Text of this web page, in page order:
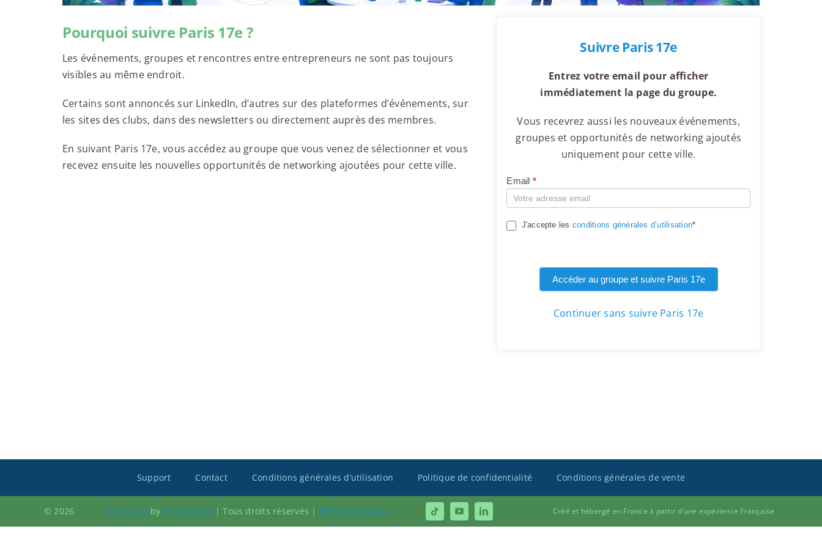
Pourquoi suivre Paris 17e ?
Les événements, groupes et rencontres entre entrepreneurs ne sont pas toujours
visibles au même endroit.
Certains sont annoncés sur LinkedIn, d’autres sur des plateformes d’événements, sur
les sites des clubs, dans des newsletters ou directement auprès des membres.
En suivant Paris 17e, vous accédez au groupe que vous venez de sélectionner et vous
recevez ensuite les nouvelles opportunités de networking ajoutées pour cette ville.
Suivre Paris 17e
Entrez votre email pour afficher
immédiatement la page du groupe.
Vous recevrez aussi les nouveaux événements,
groupes et opportunités de networking ajoutés
uniquement pour cette ville.
Compte
Email *
J'accepte les conditions générales d’utilisation*
Accéder au groupe et suivre Paris 17e
Continuer sans suivre Paris 17e
Support Contact Conditions générales d’utilisation Politique de confidentialité Conditions générales de vente
© 2026 Sarea.app by Pixelsquare |Tous droits réservés | Mentions légales Créé et hébergé en France à partir d’une expérience Française